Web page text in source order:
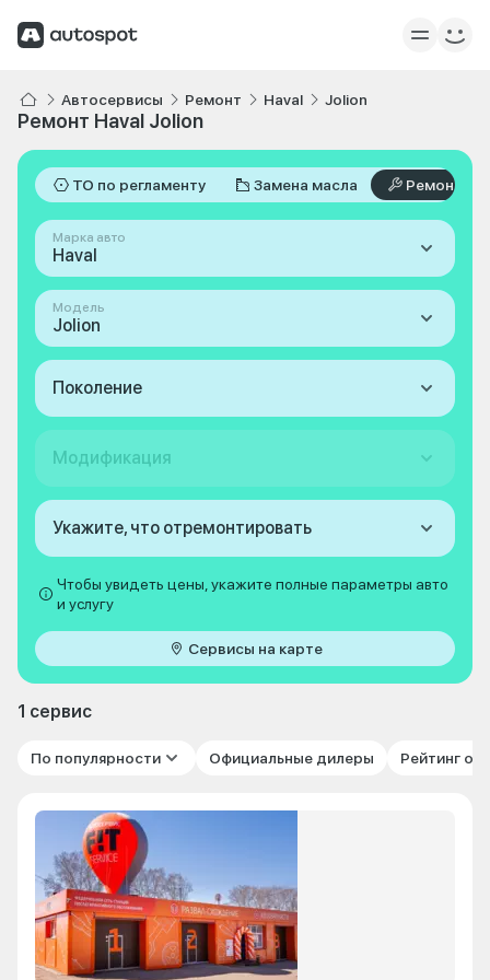
Автосервисы Ремонт Haval Jolion
Ремонт Haval Jolion
ТО по регламенту Замена масла Ремонт
Марка авто
Haval
Модель
Jolion
Поколение
Модификация
Укажите, что отремонтировать
Чтобы увидеть цены, укажите полные параметры авто
и услугу
Сервисы на карте
1 сервис
По популярности Официальные дилеры Рейтинг